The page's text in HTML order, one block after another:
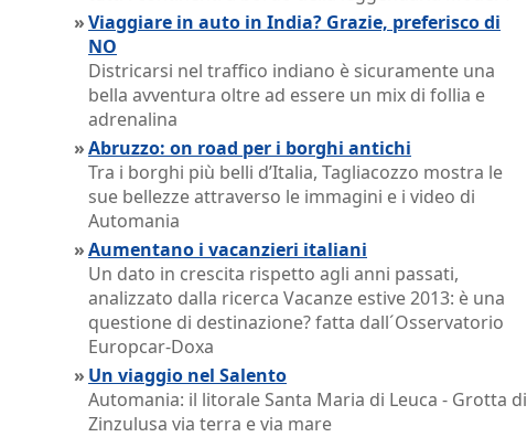
»Viaggiare in auto in India? Grazie, preferisco di
NO
Districarsi nel traffico indiano è sicuramente una
bella avventura oltre ad essere un mix di follia e
adrenalina
»Abruzzo: on road per i borghi antichi
Tra i borghi più belli d’Italia, Tagliacozzo mostra le
sue bellezze attraverso le immagini e i video di
Automania
»Aumentano i vacanzieri italiani
Un dato in crescita rispetto agli anni passati,
analizzato dalla ricerca Vacanze estive 2013: è una
questione di destinazione? fatta dall´Osservatorio
Europcar-Doxa
» Un viaggio nel Salento
Automania: il litorale Santa Maria di Leuca - Grotta di
Zinzulusa via terra e via mare